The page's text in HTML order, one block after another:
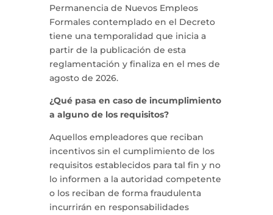
Permanencia de Nuevos Empleos
Formales contemplado en el Decreto
tiene una temporalidad que inicia a
partir de la publicación de esta
reglamentación y finaliza en el mes de
agosto de 2026.
¿Qué pasa en caso de incumplimiento
a alguno de los requisitos?
Aquellos empleadores que reciban
incentivos sin el cumplimiento de los
requisitos establecidos para tal fin y no
lo informen a la autoridad competente
o los reciban de forma fraudulenta
incurrirán en responsabilidades